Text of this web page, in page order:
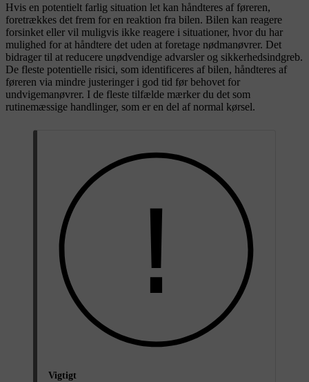
Hvis en potentielt farlig situation let kan håndteres af føreren,
foretrækkes det frem for en reaktion fra bilen. Bilen kan reagere
forsinket eller vil muligvis ikke reagere i situationer, hvor du har
mulighed for at håndtere det uden at foretage nødmanøvrer. Det
bidrager til at reducere unødvendige advarsler og sikkerhedsindgreb.
De fleste potentielle risici, som identificeres af bilen, håndteres af
føreren via mindre justeringer i god tid før behovet for
undvigemanøvrer. I de fleste tilfælde mærker du det som
rutinemæssige handlinger, som er en del af normal kørsel.
Vigtigt